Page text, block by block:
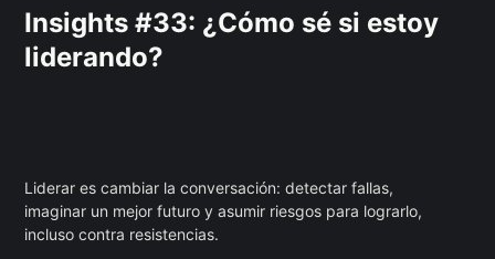
Insights #33: ¿Cómo sé si estoy
liderando?
Liderar es cambiar la conversación: detectar fallas,
imaginar un mejor futuro y asumir riesgos para lograrlo,
incluso contra resistencias.